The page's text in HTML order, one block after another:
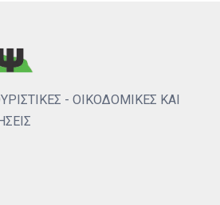
- ΟΙΚΟΔΟΜΙΚΕΣ ΚΑΙ